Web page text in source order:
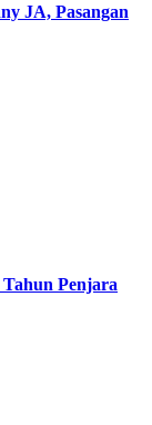
JA, Pasangan
Penjara